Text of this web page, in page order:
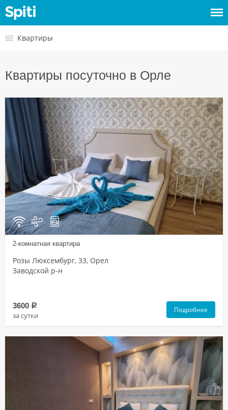
ВойтиКвартиры
Квартиры посуточно в Орле
2-комнатная квартира
Розы Люксембург, 33, Орел
Заводской р-н
3600 a
за сутки
Подробнее